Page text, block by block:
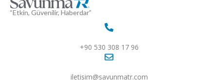
“Etkin, Güvenilir, Haberdar”
+90 530 308 17 96
iletisim@savunmatr.com